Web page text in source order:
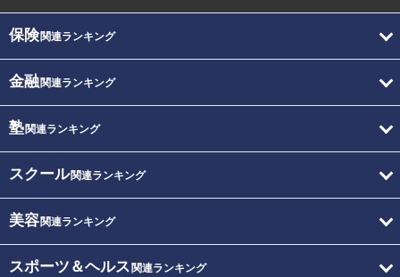
保険関連ランキング
金融関連ランキング
塾関連ランキング
スクール関連ランキング
美容関連ランキング
スポーツ＆ヘルス 関連ランキング